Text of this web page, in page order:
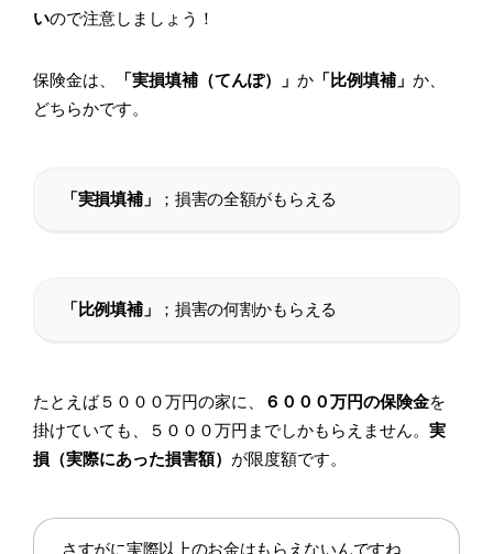
いので注意しましょう！
保険金は、 「実損填補（てんぽ）」 か 「比例填補」 か、
どちらかです。
「実損填補」 ；損害の全額がもらえる
「比例填補」 ；損害の何割かもらえる
たとえば５０００万円の家に、 ６０００万円の保険金を
掛けていても、５０００万円までしかもらえません。 実
損（実際にあった損害額） が限度額です。
さすがに実際以上のお金はもらえないんですね